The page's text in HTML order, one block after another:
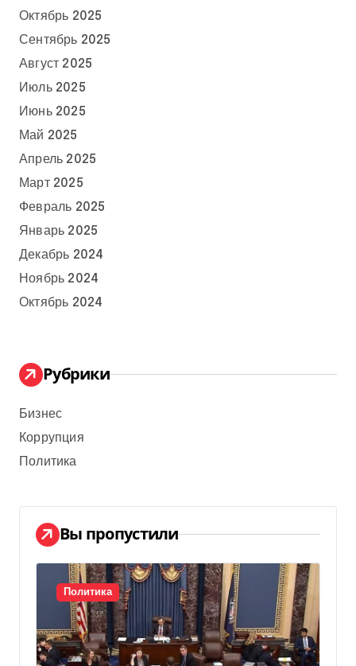
Октябрь 2025
Сентябрь 2025
Август 2025
Июль 2025
Июнь 2025
Май 2025
Апрель 2025
Март 2025
Февраль 2025
Январь 2025
Декабрь 2024
Ноябрь 2024
Октябрь 2024
Рубрики
Бизнес
Коррупция
Политика
Вы пропустили
Политика